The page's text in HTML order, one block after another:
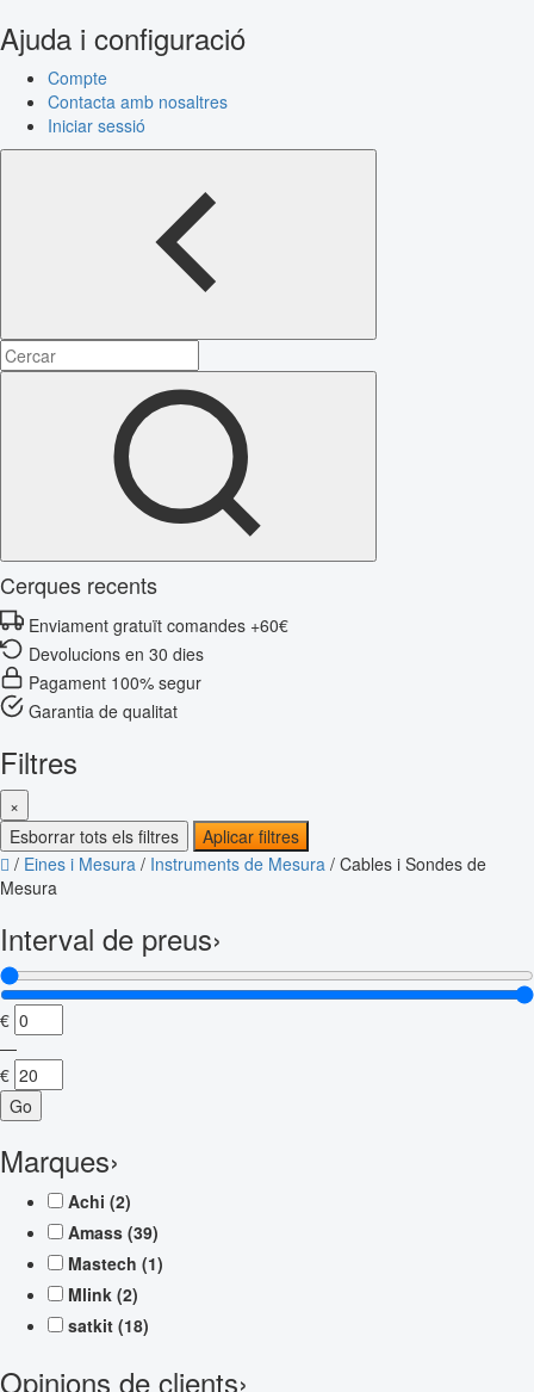
Ajuda i configuració
Compte
Contacta amb nosaltres
Iniciar sessió
Cerques recents
Enviament gratuït comandes +60€
Devolucions en 30 dies
Pagament 100% segur
Garantia de qualitat
Filtres
×
Esborrar tots els filtres
Aplicar filtres
/ Eines i Mesura / Instruments de Mesura / Cables i Sondes de
Mesura
Interval de preus›
€
—
€
Go
Marques›
Achi (2)
Amass (39)
Mastech (1)
Mlink (2)
satkit (18)
Opinions de clients›